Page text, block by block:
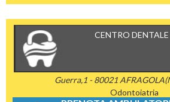
CENTRO
Guerra,1 - 80021
Odontoiatria